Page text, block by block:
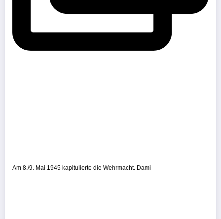
Am 8./9. Mai 1945 kapitulierte die Wehrmacht. Dami